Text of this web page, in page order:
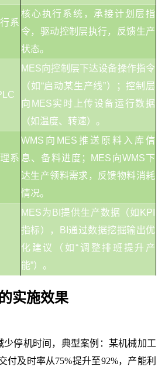
系
核心执行系统，承接计划层指
令，驱动控制层执行，反馈生产
状态。
MES向控制层下达设备操作指令
（如“启动某生产线”）；控制层
向MES实时上传设备运行数据
（如温度、转速）。
系
WMS向MES推送原料入库信
息、备料进度；MES向WMS下
达生产领料需求，反馈物料消耗
情况。
MES为BI提供生产数据（如KPI
指标），BI通过数据挖掘输出优
化建议（如“调整排班提升产
能”）。
的实施效果
少停机时间，典型案例：某机械加工
付及时率从75%提升至92%，产能利